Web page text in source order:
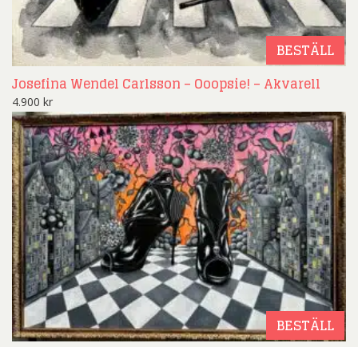
BESTÄLL
Josefina Wendel Carlsson – Ooopsie! – Akvarell
4.900 kr
BESTÄLL